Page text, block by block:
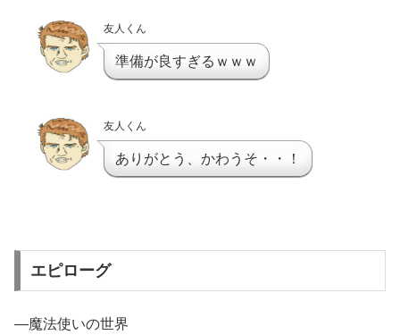
友人くん
準備が良すぎるｗｗｗ
友人くん
ありがとう、かわうそ・・！
エピローグ
―魔法使いの世界